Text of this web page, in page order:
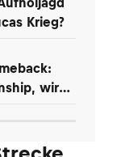
Krieg?
wir